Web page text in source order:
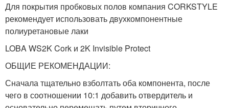
Для покрытия пробковых полов компания CORKSTYLE
рекомендует использовать двухкомпонентные
полиуретановые лаки
LOBA WS2K Cork и 2K Invisible Protect
ОБЩИЕ РЕКОМЕНДАЦИИ:
Сначала тщательно взболтать оба компонента, после
чего в соотношении 10:1 добавить отвердитель и